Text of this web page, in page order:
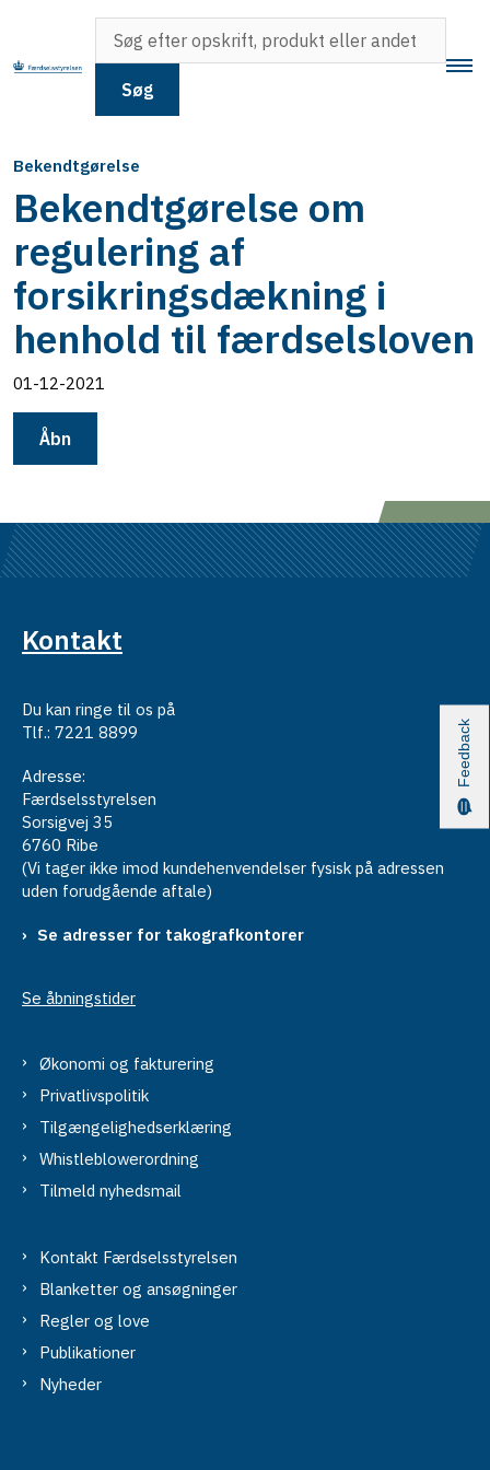
Søg
Bekendtgørelse
Bekendtgørelse om
regulering af
forsikringsdækning i
henhold til færdselsloven
01-12-2021
Åbn
Kontakt
Du kan ringe til os på
Tlf.: 7221 8899
Adresse:
Færdselsstyrelsen
Sorsigvej 35
6760 Ribe
(Vi tager ikke imod kundehenvendelser fysisk på adressen
uden forudgående aftale)
Se adresser for takografkontorer
Se åbningstider
Økonomi og fakturering
Privatlivspolitik
Tilgængelighedserklæring
Whistleblowerordning
Tilmeld nyhedsmail
Kontakt Færdselsstyrelsen
Blanketter og ansøgninger
Regler og love
Publikationer
Nyheder
Feedback